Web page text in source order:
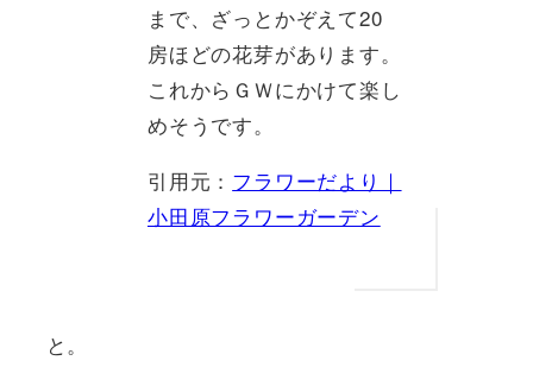
まで、ざっとかぞえて20
房ほどの花芽があります。
これからＧＷにかけて楽し
めそうです。
引用元： フラワーだより｜
小田原フラワーガーデン
と。